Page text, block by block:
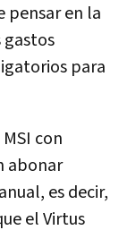
pensar en la
gastos
para
con
abonar
es decir,
el Virtus